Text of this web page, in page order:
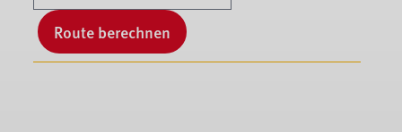
Route berechnen